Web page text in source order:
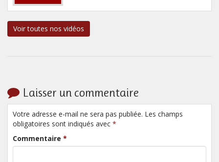
Voir toutes nos vidéos
Laisser un commentaire
Votre adresse e-mail ne sera pas publiée. Les champs
obligatoires sont indiqués avec *
Commentaire *